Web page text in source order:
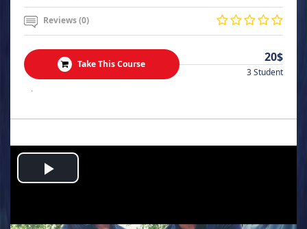
Reviews (0)
Take This Course 20$
3 Student
.
Play